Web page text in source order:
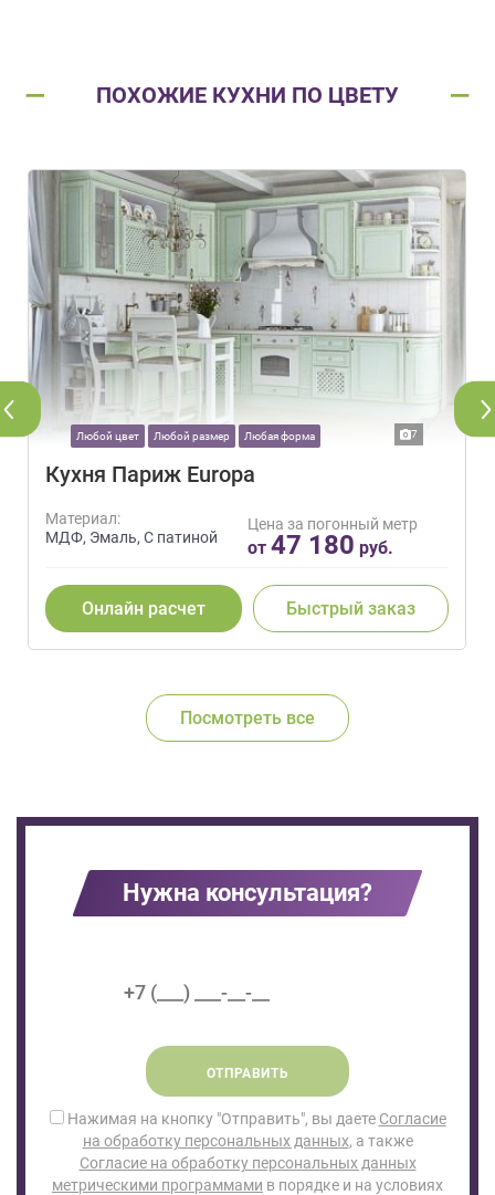
ПОХОЖИЕ КУХНИ ПО ЦВЕТУ
Любой цвет Любой размер Любая форма 7
Кухня Париж Europa
Материал:
МДФ, Эмаль, С патиной
Цена за погонный метр
от 47 180 руб.
Онлайн расчет Быстрый заказ
Посмотреть все
Нужна консультация?
ОТПРАВИТЬ
Нажимая на кнопку "Отправить", вы даете Согласие
на обработку персональных данных, а также
Согласие на обработку персональных данных
метрическими программами в порядке и на условиях